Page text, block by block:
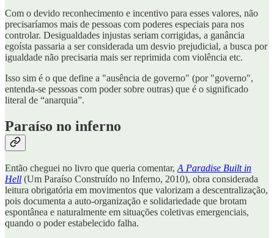
Com o devido reconhecimento e incentivo para esses valores, não
precisaríamos mais de pessoas com poderes especiais para nos
controlar. Desigualdades injustas seriam corrigidas, a ganância
egoísta passaria a ser considerada um desvio prejudicial, a busca por
igualdade não precisaria mais ser reprimida com violência etc.
Isso sim é o que define a "ausência de governo" (por "governo",
entenda-se pessoas com poder sobre outras) que é o significado
literal de “anarquia”.
Paraíso no inferno
Então cheguei no livro que queria comentar,A Paradise Built in
Hell (Um Paraíso Construído no Inferno, 2010), obra considerada
leitura obrigatória em movimentos que valorizam a descentralização,
pois documenta a auto-organização e solidariedade que brotam
espontânea e naturalmente em situações coletivas emergenciais,
quando o poder estabelecido falha.